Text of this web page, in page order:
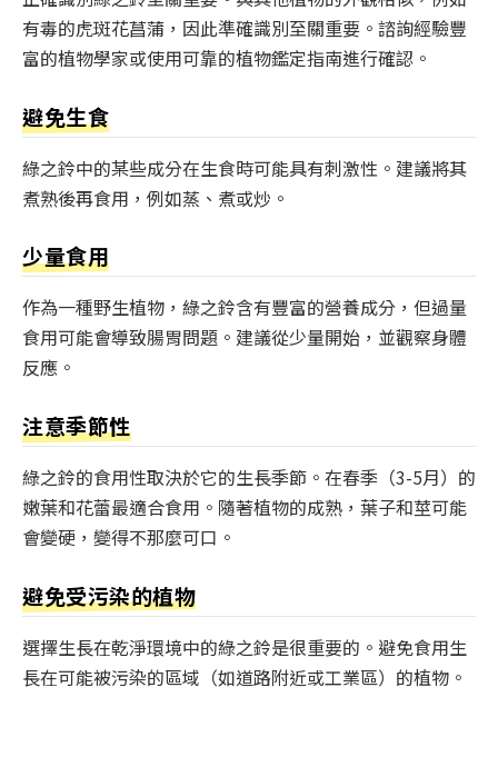
有毒的虎斑花菖蒲，因此準確識別至關重要。諮詢經驗豐
富的植物學家或使用可靠的植物鑑定指南進行確認。
避免生食
綠之鈴中的某些成分在生食時可能具有刺激性。建議將其
煮熟後再食用，例如蒸、煮或炒。
少量食用
作為一種野生植物，綠之鈴含有豐富的營養成分，但過量
食用可能會導致腸胃問題。建議從少量開始，並觀察身體
反應。
注意季節性
綠之鈴的食用性取決於它的生長季節。在春季（3-5月）的
嫩葉和花蕾最適合食用。隨著植物的成熟，葉子和莖可能
會變硬，變得不那麼可口。
避免受污染的植物
選擇生長在乾淨環境中的綠之鈴是很重要的。避免食用生
長在可能被污染的區域（如道路附近或工業區）的植物。